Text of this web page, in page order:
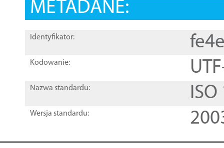
METADANE:
Identyfikator:
Kodowanie:
Nazwa standardu:
Wersja standardu: